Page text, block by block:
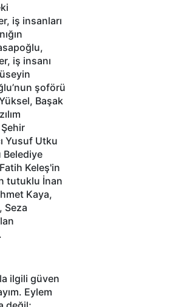
iş insanları
iş insanı
şoförü
Başak
Yusuf Utku
Belediye
Keleş'in
tutuklu İnan
Kaya,
Seza
ilgili güven
Eylem